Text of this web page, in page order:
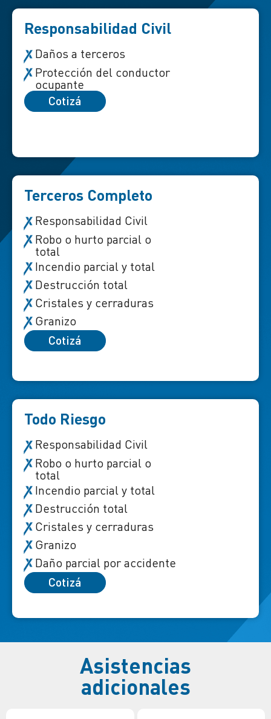
Responsabilidad Civil
Daños a terceros
Protección del conductor
ocupante
Cotizá
Terceros Completo
Responsabilidad Civil
Robo o hurto parcial o
total
Incendio parcial y total
Destrucción total
Cristales y cerraduras
Granizo
Cotizá
Todo Riesgo
Responsabilidad Civil
Robo o hurto parcial o
total
Incendio parcial y total
Destrucción total
Cristales y cerraduras
Granizo
Daño parcial por accidente
Cotizá
Asistencias
adicionales